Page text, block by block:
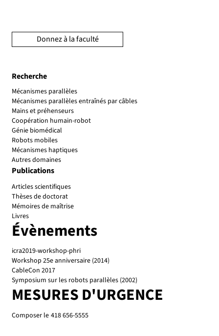
Recherche
Mécanismes parallèles
Mécanismes parallèles entraînés par câbles
Mains et préhenseurs
Coopération humain-robot
Génie biomédical
Robots mobiles
Mécanismes haptiques
Autres domaines
Publications
Articles scientifiques
Thèses de doctorat
Mémoires de maîtrise
Livres
Évènements
icra2019-workshop-phri
Workshop 25e anniversaire (2014)
CableCon 2017
Symposium sur les robots parallèles (2002)
MESURES D'URGENCE
Composer le 418 656-5555
Donnez à la faculté